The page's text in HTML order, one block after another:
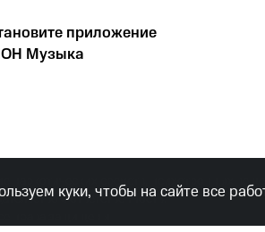
приложение
Музыка
наркотических средств, психотропных
ответственность.
права защищены
куки, чтобы на сайте все